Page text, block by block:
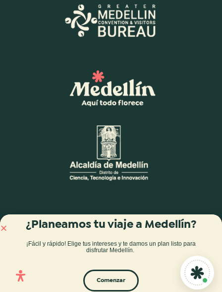
¿Planeamos tu viaje a Medellín?
¡Fácil y rápido! Elige tus intereses y te damos un plan listo para
disfrutar Medellín.
Comenzar